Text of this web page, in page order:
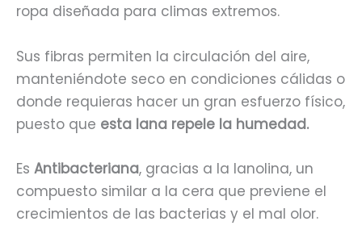
ropa diseñada para climas extremos.
Sus fibras permiten la circulación del aire,
manteniéndote seco en condiciones cálidas o
donde requieras hacer un gran esfuerzo físico,
puesto que esta lana repele la humedad.
Es Antibacteriana, gracias a la lanolina, un
compuesto similar a la cera que previene el
crecimientos de las bacterias y el mal olor.